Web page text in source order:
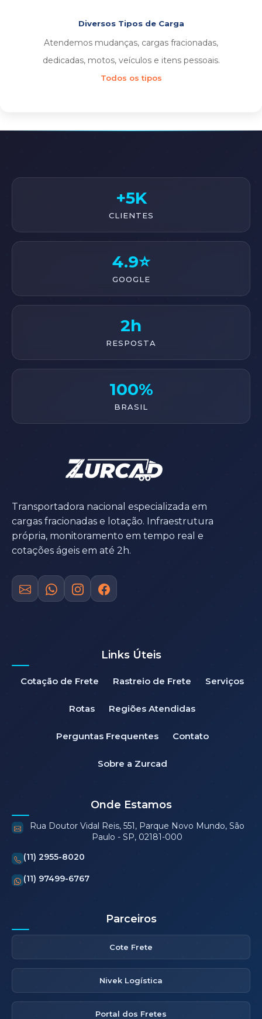
Diversos Tipos de Carga
Atendemos mudanças, cargas fracionadas,
dedicadas, motos, veículos e itens pessoais.
Todos os tipos
+5K
CLIENTES
4.9⭐
GOOGLE
2h
RESPOSTA
100%
BRASIL
Transportadora nacional especializada em
cargas fracionadas e lotação. Infraestrutura
própria, monitoramento em tempo real e
cotações ágeis em até 2h.
Links Úteis
Cotação de Frete Rastreio de Frete Serviços
Rotas Regiões Atendidas
Perguntas Frequentes Contato
Sobre a Zurcad
Onde Estamos
Rua Doutor Vidal Reis, 551, Parque Novo Mundo, São
Paulo - SP, 02181-000
(11) 2955-8020
(11) 97499-6767
Parceiros
Cote Frete
Nivek Logística
Portal dos Fretes